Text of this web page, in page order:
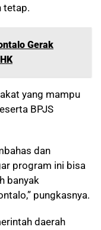
tetap.
Gerak
yang mampu
BPJS
dan
program ini bisa
banyak
pungkasnya.
daerah